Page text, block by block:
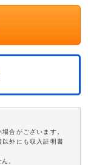
合がございます。
外にも収入証明書
。